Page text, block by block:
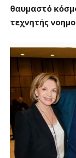
θαυμαστό
τεχνητής